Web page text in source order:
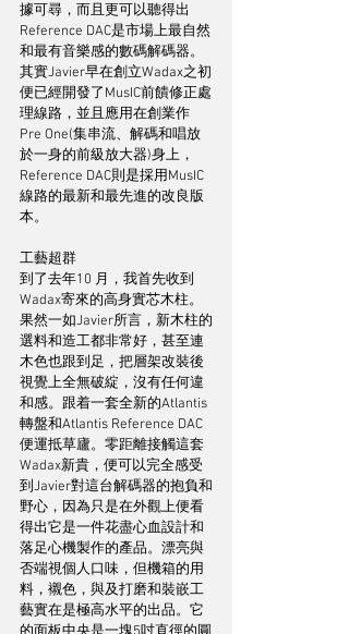
據可尋，而且更可以聽得出
Reference DAC是市場上最自然
和最有音樂感的數碼解碼器。
其實Javier早在創立Wadax之初
便已經開發了MusIC前饋修正處
理線路，並且應用在創業作
Pre One(集串流、解碼和唱放
於一身的前級放大器)身上，
Reference DAC則是採用MusIC
線路的最新和最先進的改良版
本。
工藝超群
到了去年10 月，我首先收到
Wadax寄來的高身實芯木柱。
果然一如Javier所言，新木柱的
選料和造工都非常好，甚至連
木色也跟到足，把層架改裝後
視覺上全無破綻，沒有任何違
和感。跟着一套全新的Atlantis
轉盤和Atlantis Reference DAC
便運抵草廬。零距離接觸這套
Wadax新貴，便可以完全感受
到Javier對這台解碼器的抱負和
野心，因為只是在外觀上便看
得出它是一件花盡心血設計和
落足心機製作的產品。漂亮與
否端視個人口味，但機箱的用
料，襯色，與及打磨和裝嵌工
藝實在是極高水平的出品。它